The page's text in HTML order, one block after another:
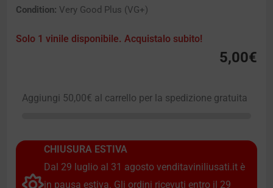
Condition: Very Good Plus (VG+)
Solo 1 vinile disponibile. Acquistalo subito!
5,00€
Aggiungi 50,00€ al carrello per la spedizione gratuita
CHIUSURA ESTIVA
Dal 29 luglio al 31 agosto venditaviniliusati.it è
in pausa estiva. Gli ordini ricevuti entro il 29